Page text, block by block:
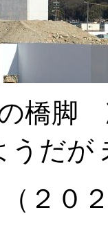
橋脚
うだが
（２０